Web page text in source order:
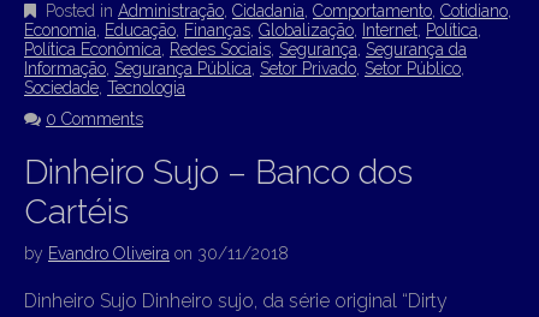
Posted in Administração, Cidadania, Comportamento, Cotidiano,
Economia, Educação, Finanças, Globalização, Internet, Política,
Política Econômica, Redes Sociais, Segurança, Segurança da
Informação, Segurança Pública, Setor Privado, Setor Público,
Sociedade, Tecnologia
0 Comments
Dinheiro Sujo – Banco dos
Cartéis
by Evandro Oliveira on 30/11/2018
Dinheiro Sujo Dinheiro sujo, da série original “Dirty